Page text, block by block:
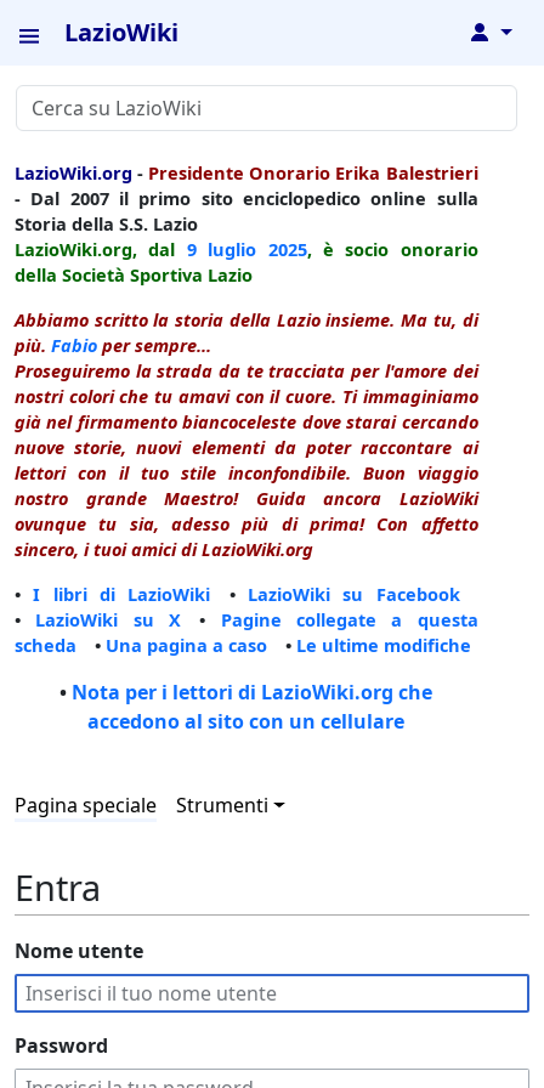
LazioWiki ↓
LazioWiki.org - Presidente Onorario Erika Balestrieri
- Dal 2007 il primo sito enciclopedico online sulla
Storia della S.S. Lazio
LazioWiki.org, dal 9 luglio 2025, è socio onorario
della Società Sportiva Lazio
Abbiamo scritto la storia della Lazio insieme. Ma tu, di
più. Fabio per sempre...
Proseguiremo la strada da te tracciata per l'amore dei
nostri colori che tu amavi con il cuore. Ti immaginiamo
già nel firmamento biancoceleste dove starai cercando
nuove storie, nuovi elementi da poter raccontare ai
lettori con il tuo stile inconfondibile. Buon viaggio
nostro grande Maestro! Guida ancora LazioWiki
ovunque tu sia, adesso più di prima! Con affetto
sincero, i tuoi amici di LazioWiki.org
•I libri di LazioWiki • LazioWiki su Facebook
• LazioWiki su X • Pagine collegate a questa
scheda • Una pagina a caso • Le ultime modifiche
• Nota per i lettori di LazioWiki.org che
accedono al sito con un cellulare
Pagina speciale Strumenti
Entra
Nome utente
Password